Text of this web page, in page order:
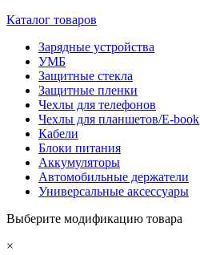
Каталог товаров
Зарядные устройства
УМБ
Защитные стекла
Защитные пленки
Чехлы для телефонов
Чехлы для планшетов/E-book
Кабели
Блоки питания
Аккумуляторы
Автомобильные держатели
Универсальные аксессуары
Выберите модификацию товара
×